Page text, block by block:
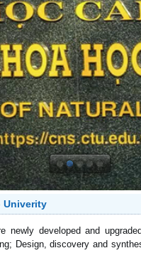
Univerity
developed and
Design, discovery and